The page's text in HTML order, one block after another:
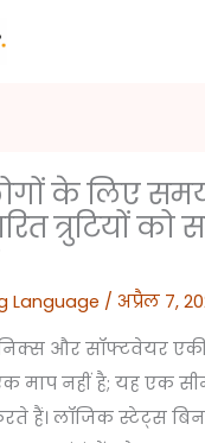
के लिए
त्रुटियों को
Language /अप्रैल 7,
और सॉफ्टवेयर
नहीं है; यह एक
हैं। लॉजिक स्टेट्स